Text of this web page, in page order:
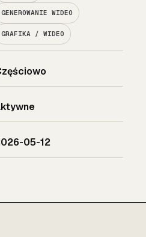
GENEROWANIE WIDEO
GRAFIKA / WIDEO
05-12